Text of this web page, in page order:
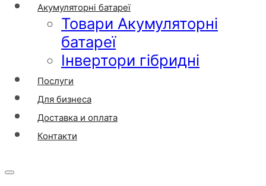
Акумуляторні батареї
Товари Акумуляторні
батареї
Інвертори гібридні
Послуги
Для бизнеса
Доставка и оплата
Контакти